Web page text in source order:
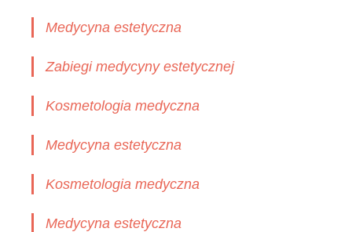
Medycyna estetyczna
Zabiegi medycyny estetycznej
Kosmetologia medyczna
Medycyna estetyczna
Kosmetologia medyczna
Medycyna estetyczna